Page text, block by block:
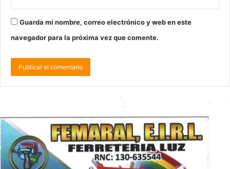
Guarda mi nombre, correo electrónico y web en este
navegador para la próxima vez que comente.